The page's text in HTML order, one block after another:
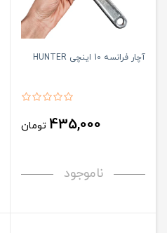
آچار فرانسه 10 اینچی HUNTER
435,000 تومان
ناموجود